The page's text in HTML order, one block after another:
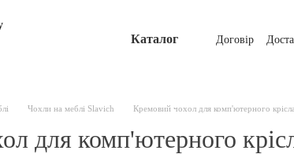
Каталог Договір
Чохли на меблі Slavich Кремовий чохол для комп'ютерного
для комп'ютерного